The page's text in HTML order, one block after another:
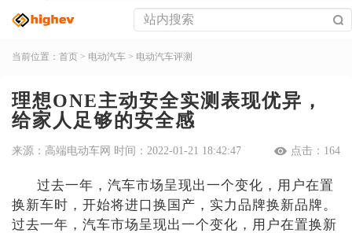
当前位置： 首页 > 电动汽车 > 电动汽车评测
理想ONE主动安全实测表现优异，
给家人足够的安全感
来源：高端电动车网 时间：2022-01-21 18:42:47 点击： 164
过去一年，汽车市场呈现出一个变化，用户在置
换新车时，开始将进口换国产，实力品牌换新品牌。
过去一年，汽车市场呈现出一个变化，用户在置换新